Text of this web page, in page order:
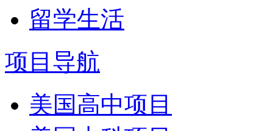
留学生活
项目导航
美国高中项目